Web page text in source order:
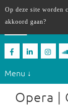
Menu ↓
Opera |
Op deze site worden
akkoord gaan?